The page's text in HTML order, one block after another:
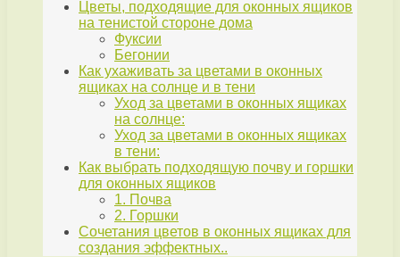
Цветы, подходящие для оконных ящиков
на тенистой стороне дома
Фуксии
Бегонии
Как ухаживать за цветами в оконных
ящиках на солнце и в тени
Уход за цветами в оконных ящиках
на солнце:
Уход за цветами в оконных ящиках
в тени:
Как выбрать подходящую почву и горшки
для оконных ящиков
1. Почва
2. Горшки
Сочетания цветов в оконных ящиках для
создания эффектных..